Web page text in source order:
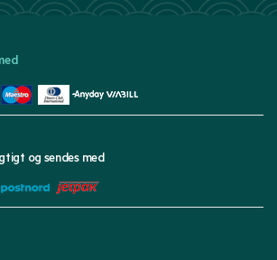
og sendes med